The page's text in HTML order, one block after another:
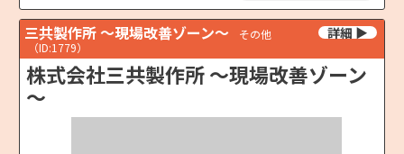
三共製作所 ～現場改善ゾーン～
その他
（ID:1779）
株式会社三共製作所 ～現場改善ゾーン
～